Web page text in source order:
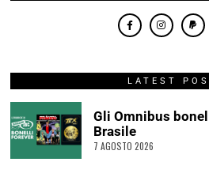
LATEST
Gli Omnibus
Brasile
7 AGOSTO 2026